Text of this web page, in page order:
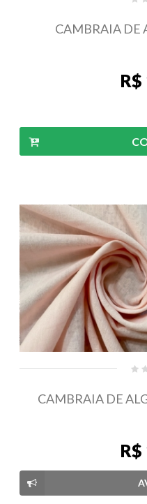
CAMBRAIA DE
CAMBRAIA DE